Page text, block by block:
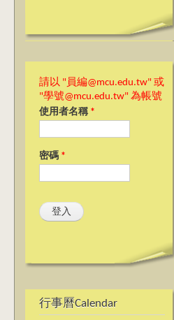
請以 "員編@mcu.edu.tw" 或
"學號@mcu.edu.tw" 為帳號
使用者名稱 *
密碼 *
行事曆Calendar